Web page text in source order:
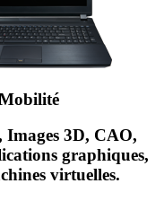
Images 3D, CAO,
graphiques,
virtuelles.